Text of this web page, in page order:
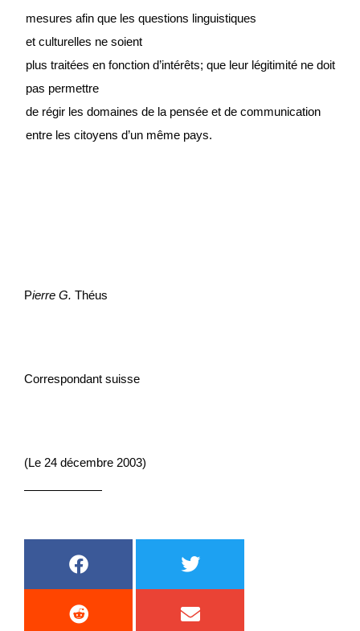
mesures afin que les questions l inguistiques
et culturelles ne soient
plus traitées en fonction d’intérêts; que leur légitimité ne doit
pas permettre
de régir les domaines de la pensée et de communication
entre les citoyens d’un même pays.
Pierre G. Théus
Correspondant suisse
(Le 24 décembre 2003)